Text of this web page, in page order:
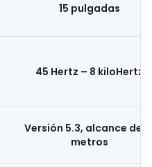
15 pulgadas
45 Hertz – 8 kiloHertz
Versión 5.3, alcance de
metros